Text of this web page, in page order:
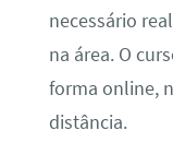
necessário
na área. O
forma online,
distância.